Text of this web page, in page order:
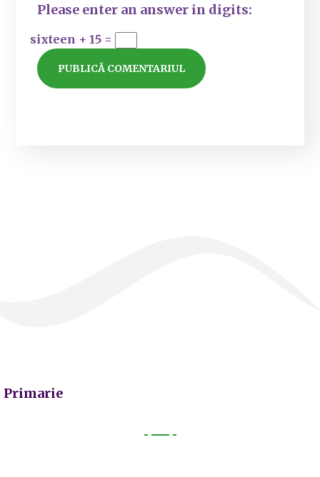
Please enter an answer in digits:
sixteen + 15 =
Primarie